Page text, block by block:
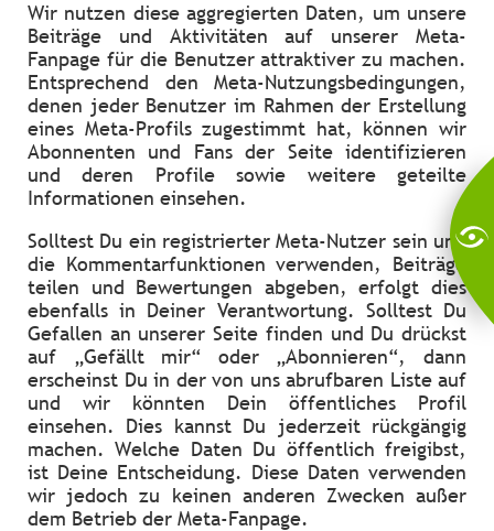
Wir nutzen diese aggregierten Daten, um unsere
Beiträge und Aktivitäten auf unserer Meta-
Fanpage für die Benutzer attraktiver zu machen.
Entsprechend den Meta-Nutzungsbedingungen,
denen jeder Benutzer im Rahmen der Erstellung
eines Meta-Profils zugestimmt hat, können wir
Abonnenten und Fans der Seite identifizieren
und deren Profile sowie weitere geteilte
Informationen einsehen.
Solltest Du ein registrierter Meta-Nutzer sein und
die Kommentarfunktionen verwenden, Beiträge
teilen und Bewertungen abgeben, erfolgt dies
ebenfalls in Deiner Verantwortung. Solltest Du
Gefallen an unserer Seite finden und Du drückst
auf „Gefällt mir“ oder „Abonnieren“, dann
erscheinst Du in der von uns abrufbaren Liste auf
und wir könnten Dein öffentliches Profil
einsehen. Dies kannst Du jederzeit rückgängig
machen. Welche Daten Du öffentlich freigibst,
ist Deine Entscheidung. Diese Daten verwenden
wir jedoch zu keinen anderen Zwecken außer
dem Betrieb der Meta-Fanpage.